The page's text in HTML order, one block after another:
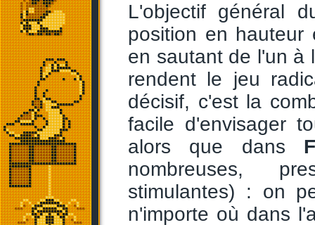
L'objectif général
position en
en sautant de l'un à
rendent le jeu
décisif, c'est la
facile d'envisager
alors que dans
nombreuses,
stimulantes) : on
n'importe où dans